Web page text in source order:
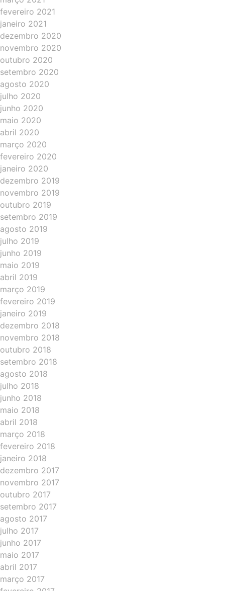
fevereiro 2021
janeiro 2021
dezembro 2020
novembro 2020
outubro 2020
setembro 2020
agosto 2020
julho 2020
junho 2020
maio 2020
abril 2020
março 2020
fevereiro 2020
janeiro 2020
dezembro 2019
novembro 2019
outubro 2019
setembro 2019
agosto 2019
julho 2019
junho 2019
maio 2019
abril 2019
março 2019
fevereiro 2019
janeiro 2019
dezembro 2018
novembro 2018
outubro 2018
setembro 2018
agosto 2018
julho 2018
junho 2018
maio 2018
abril 2018
março 2018
fevereiro 2018
janeiro 2018
dezembro 2017
novembro 2017
outubro 2017
setembro 2017
agosto 2017
julho 2017
junho 2017
maio 2017
abril 2017
março 2017